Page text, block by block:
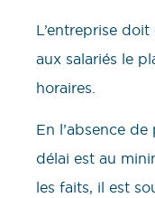
L’entreprise
aux salariés le
horaires.
En l’absence
délai est au
les faits, il est